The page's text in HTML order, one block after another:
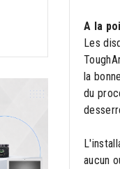
A la
Les
la
du
aucun